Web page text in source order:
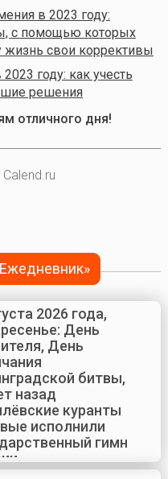
в 2023 году:
с помощью которых
жизнь свои коррективы
году: как учесть
решения
отличного дня!
2026 года,
День
День
битвы,
назад
куранты
исполнили
гимн